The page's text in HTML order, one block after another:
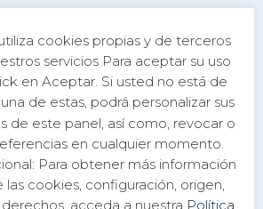
cookies propias y de terceros
servicios Para aceptar su uso
en Aceptar. Si usted no está de
de estas, podrá personalizar sus
de este panel, así como, revocar o
en cualquier momento.
Para obtener más información
las cookies, configuración, origen,
acceda a nuestra Política